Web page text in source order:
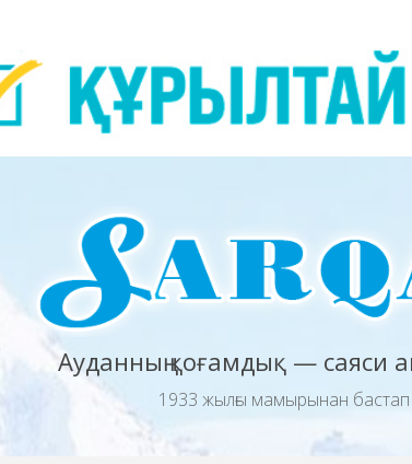
Ауданның қоғамдық — саяси
1933 жылғы мамырынан